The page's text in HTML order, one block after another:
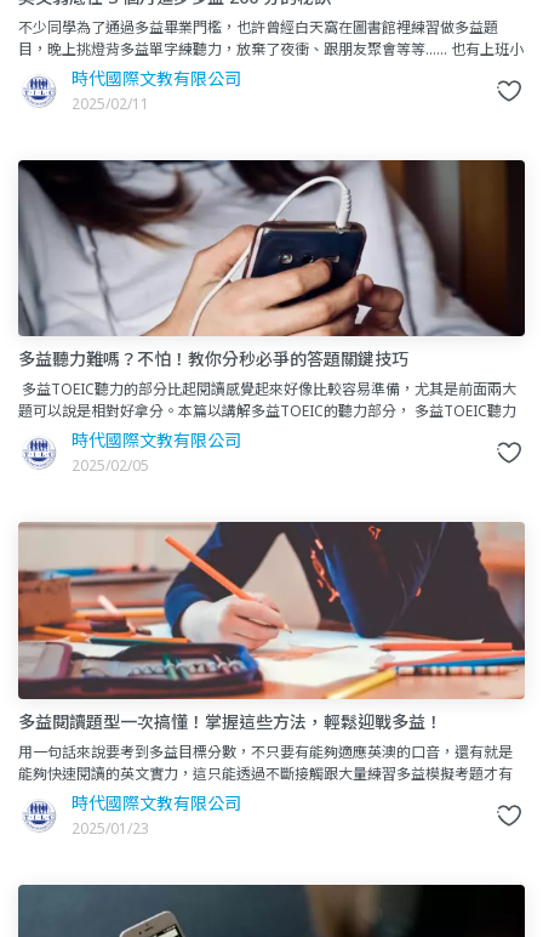
不少同學為了通過多益畢業門檻，也許曾經白天窩在圖書館裡練習做多益題
目，晚上挑燈背多益單字練聽力，放棄了夜衝、跟朋友聚會等等…… 也有上班小
資族為了獲得高薪工作、增
時代國際文教有限公司
2025/02/11
多益聽力難嗎？不怕！教你分秒必爭的答題關鍵技巧
多益TOEIC聽力的部分比起閱讀感覺起來好像比較容易準備，尤其是前面兩大
題可以說是相對好拿分。本篇以講解多益TOEIC的聽力部分， 多益TOEIC聽力
總共有四大題型，在聽力測驗的
時代國際文教有限公司
2025/02/05
多益閱讀題型一次搞懂！掌握這些方法，輕鬆迎戰多益！
用一句話來說要考到多益目標分數，不只要有能夠適應英澳的口音，還有就是
能夠快速閱讀的英文實力，這只能透過不斷接觸跟大量練習多益模擬考題才有
可能達成。 不管是即將畢業的你能夠想擁有一張多益證書，
時代國際文教有限公司
2025/01/23